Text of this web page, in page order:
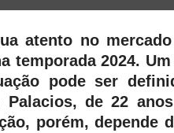
atento no
temporada 2024.
pode ser
Palacios, de 22
porém, depende